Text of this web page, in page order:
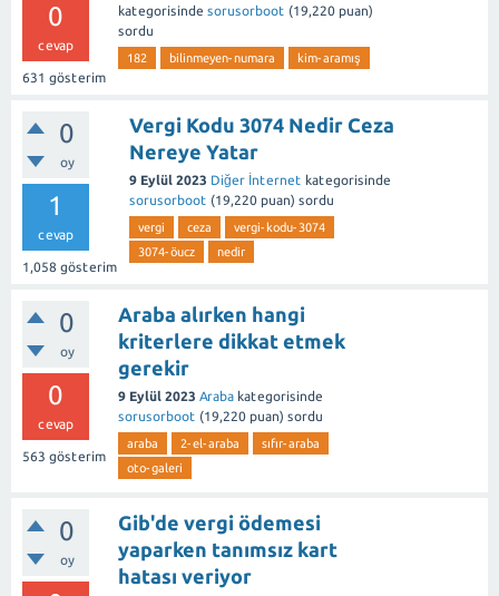
0
cevap
631 gösterim
kategorisinde sorusorboot (19,220 puan)
sordu
182 bilinmeyen-numara kim-aramış
0
oy
1
cevap
1,058 gösterim
Vergi Kodu 3074 Nedir Ceza
Nereye Yatar
9 Eylül 2023 Diğer İnternet kategorisinde
sorusorboot (19,220 puan) sordu
vergi ceza
vergi-kodu-3074
3074-öucz
nedir
0
oy
0
cevap
563 gösterim
Araba alırken hangi
kriterlere dikkat etmek
gerekir
9 Eylül 2023 Araba kategorisinde
sorusorboot (19,220 puan) sordu
araba 2-el-araba
sıfır-araba
oto-galeri
0
oy
Gib'de vergi ödemesi
yaparken tanımsız kart
hatası veriyor